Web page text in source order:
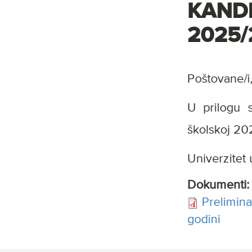
2025/
Poštovane/i,
U prilogu
školskoj
Univerzitet
Dokumenti:
godini